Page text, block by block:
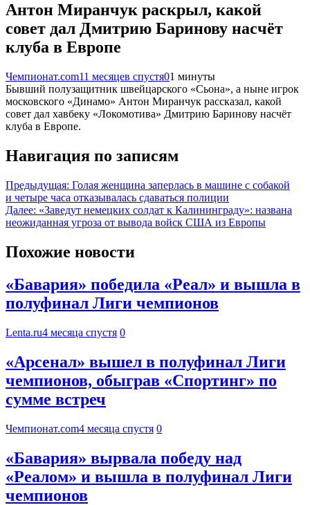
Антон Миранчук раскрыл, какой
совет дал Дмитрию Баринову насчёт
клуба в Европе
Чемпионат.com11 месяцев спустя01 минуты
Бывший полузащитник швейцарского «Сьона», а ныне игрок
московского «Динамо» Антон Миранчук рассказал, какой
совет дал хавбеку «Локомотива» Дмитрию Баринову насчёт
клуба в Европе.
Навигация по записям
Предыдущая: Голая женщина заперлась в машине с собакой
и четыре часа отказывалась сдаваться полиции
Далее: «Заведут немецких солдат к Калининграду»: названа
неожиданная угроза от вывода войск США из Европы
Похожие новости
«Бавария» победила «Реал» и вышла в
полуфинал Лиги чемпионов
Lenta.ru4 месяца спустя 0
«Арсенал» вышел в полуфинал Лиги
чемпионов, обыграв «Спортинг» по
сумме встреч
Чемпионат.com4 месяца спустя 0
«Бавария» вырвала победу над
«Реалом» и вышла в полуфинал Лиги
чемпионов